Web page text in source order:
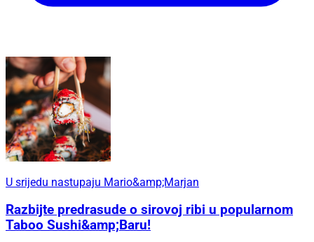
U srijedu nastupaju Mario&amp;Marjan
Razbijte predrasude o sirovoj ribi u popularnom
Taboo Sushi&amp;Baru!